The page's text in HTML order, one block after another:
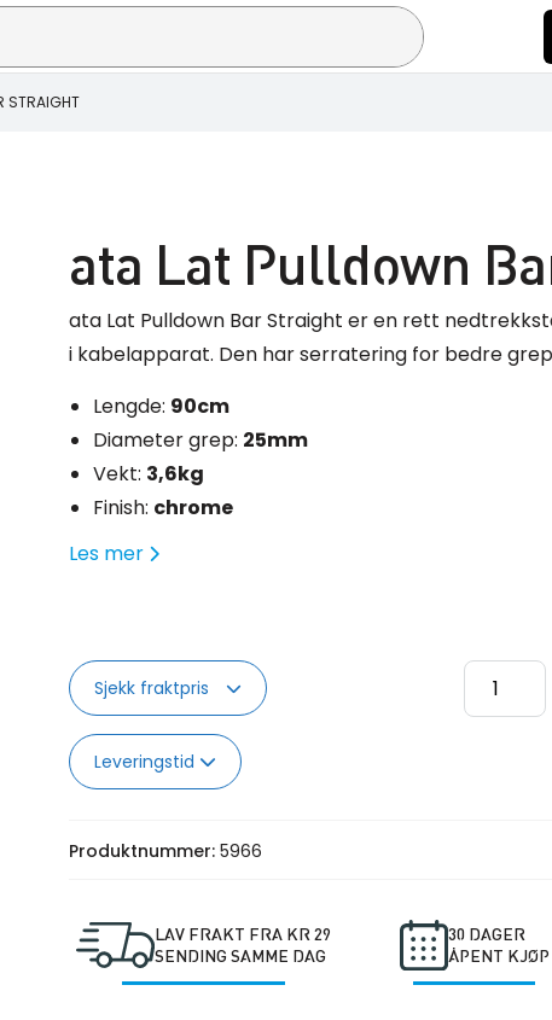
STRAIGHT
ata Lat Pulldown
ata Lat Pulldown Bar Straight er en rett
i kabelapparat. Den har serratering for bedre
Lengde: 90cm
Diameter grep: 25mm
Vekt: 3,6kg
Finish: chrome
Les mer
Sjekk fraktpris
Leveringstid
ata
Lat
Produktnummer: 5966
LAV FRAKT FRA KR 29
SENDING SAMME DAG
30 DAGER
ÅPENT KJØP